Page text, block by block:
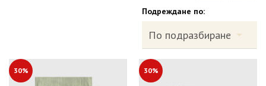
Подреждане по:
30% 30%